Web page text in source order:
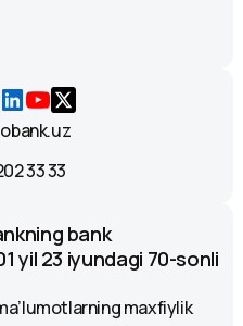
Toshkent
2-qavat,
Toshkent
2-qavat
33 33
bank
yil 23 iyundagi 70-sonli
maxfiylik